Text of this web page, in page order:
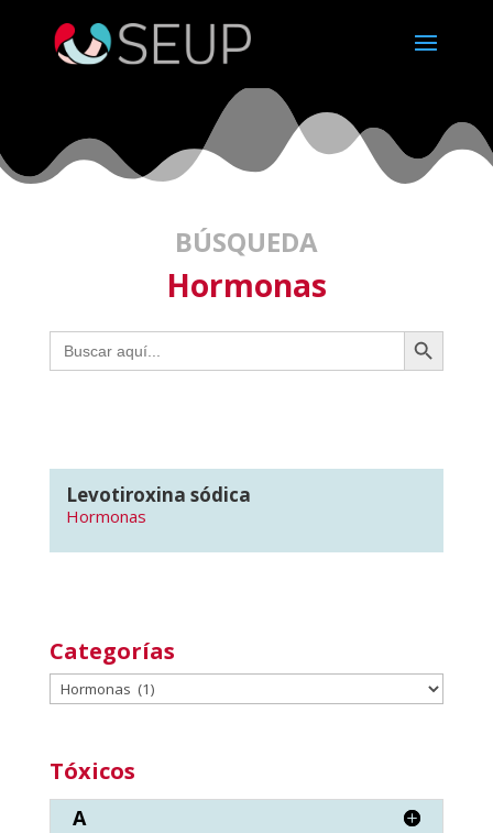
BÚSQUEDA
Hormonas
Buscar: Botón de búsqueda
Levotiroxina sódica
Hormonas
Categorías
Categorías
Tóxicos
A